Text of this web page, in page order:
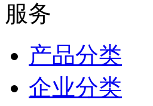
服务
产品分类
企业分类